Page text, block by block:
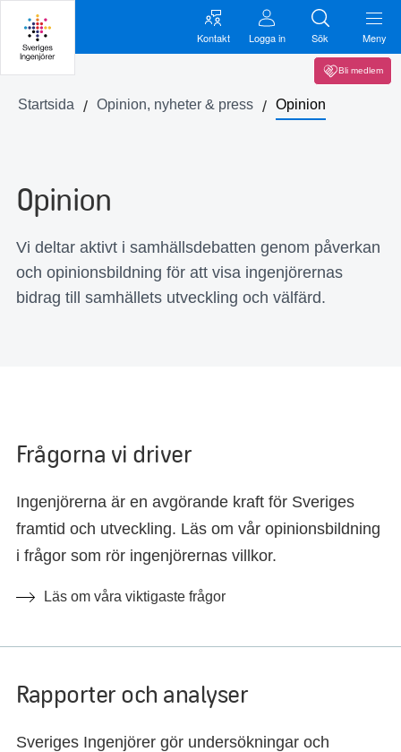
Kontakt Logga in Sök Meny
Bli medlem
Startsida Opinion, nyheter & press Opinion
Opinion
Vi deltar aktivt i samhällsdebatten genom påverkan
och opinionsbildning för att visa ingenjörernas
bidrag till samhällets utveckling och välfärd.
Frågorna vi driver
Ingenjörerna är en avgörande kraft för Sveriges
framtid och utveckling. Läs om vår opinionsbildning
i frågor som rör ingenjörernas villkor.
Läs om våra viktigaste frågor
Rapporter och analyser
Sveriges Ingenjörer gör undersökningar och